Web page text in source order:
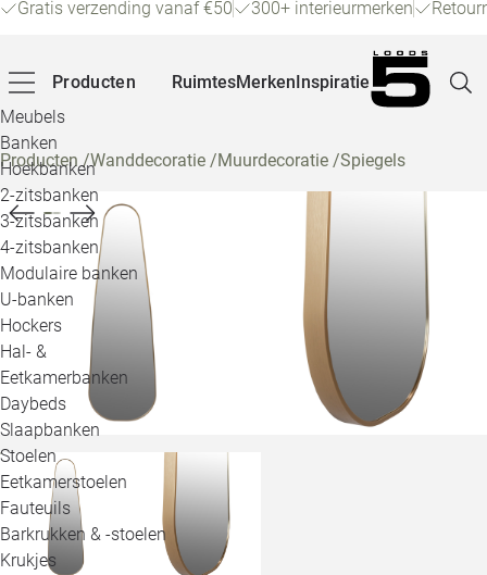
Gratis verzending vanaf €50 300+ interieurmerken
Producten
Meubels
Banken
Hoekbanken
2-zitsbanken
3-zitsbanken
4-zitsbanken
Modulaire banken
U-banken
Hockers
Hal- &
Eetkamerbanken
Daybeds
Slaapbanken
Stoelen
Eetkamerstoelen
Fauteuils
Barkrukken & -stoelen
Krukjes
RuimtesMerkenInspiratie
Producten/Wanddecoratie /Muurdecoratie /Spiegels